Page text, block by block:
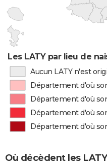
Les LATY par lieu de
Aucun LATY n'est
Département d'où
Département d'où
Département d'où
Département d'où
Où décèdent les